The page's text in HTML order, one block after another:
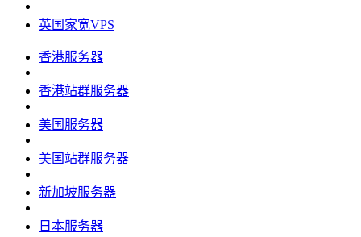
英国家宽VPS
香港服务器
香港站群服务器
美国服务器
美国站群服务器
新加坡服务器
日本服务器